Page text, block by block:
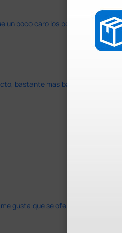
un poco caro los portes y el plazo
bastante mas barato que en
gusta que se oferten productos